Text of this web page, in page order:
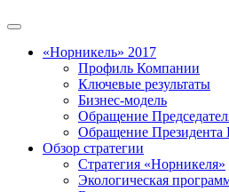
«Норникель» 2017
Профиль Компании
Ключевые результаты
Бизнес-модель
Обращение
Обращение Президента
Обзор стратегии
Стратегия «Норникеля»
Экологическая